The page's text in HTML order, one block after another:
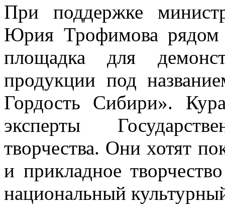
При поддержке
Юрия Трофимова
площадка для
продукции под
Гордость Сибири».
эксперты
творчества. Они хотят
и прикладное
национальный